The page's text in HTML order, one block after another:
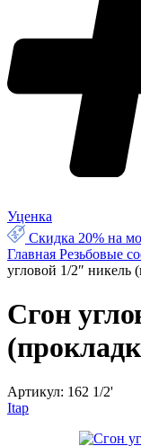
Уценка
Скидка 20% на
Главная Резьбовые
угловoй 1/2″ никель
Сгон
Артикул: 162 1/2'
Itap